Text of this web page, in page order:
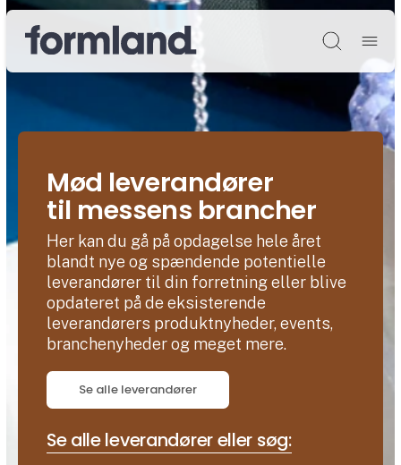
Søg
Mød leverandører
til messens brancher
Her kan du gå på opdagelse hele året
blandt nye og spændende potentielle
leverandører til din forretning eller blive
opdateret på de eksisterende
leverandørers produktnyheder, events,
branchenyheder og meget mere.
Se alle leverandører
Se alle leverandører eller søg: